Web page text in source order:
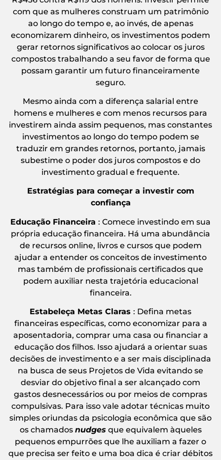
com que as mulheres construam um patrimônio
ao longo do tempo e, ao invés, de apenas
economizarem dinheiro, os investimentos podem
gerar retornos significativos ao colocar os juros
compostos trabalhando a seu favor de forma que
possam garantir um futuro financeiramente
seguro.
Mesmo ainda com a diferença salarial entre
homens e mulheres e com menos recursos para
investirem ainda assim pequenos, mas constantes
investimentos ao longo do tempo podem se
traduzir em grandes retornos, portanto, jamais
subestime o poder dos juros compostos e do
investimento gradual e frequente.
Estratégias para começar a investir com
confiança
Educação Financeira : Comece investindo em sua
própria educação financeira. Há uma abundância
de recursos online, livros e cursos que podem
ajudar a entender os conceitos de investimento
mas também de profissionais certificados que
podem auxiliar nesta trajetória educacional
financeira.
Estabeleça Metas Claras : Defina metas
financeiras específicas, como economizar para a
aposentadoria, comprar uma casa ou financiar a
educação dos filhos. Isso ajudará a orientar suas
decisões de investimento e a ser mais disciplinada
na busca de seus Projetos de Vida evitando se
desviar do objetivo final a ser alcançado com
gastos desnecessários ou por meios de compras
compulsivas. Para isso vale adotar técnicas muito
simples oriundas da psicologia econômica que são
os chamados nudgesque equivalem àqueles
pequenos empurrões que lhe auxiliam a fazer o
que precisa ser feito e uma boa dica é criar débitos